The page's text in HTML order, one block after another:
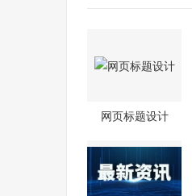
网页标题设计